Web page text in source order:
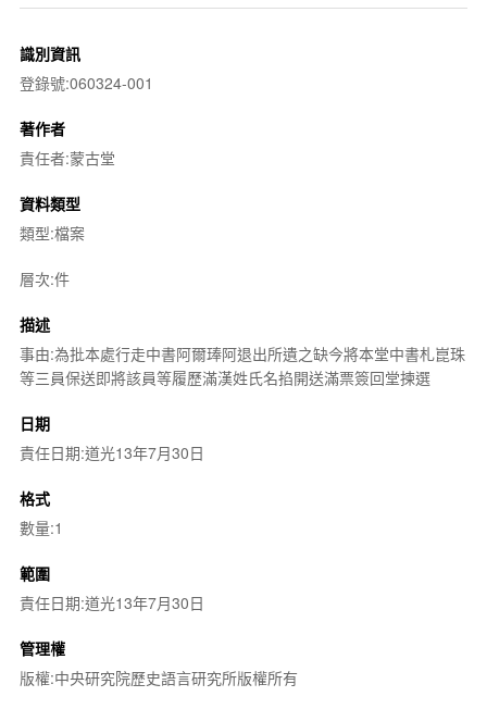
識別資訊
登錄號:060324-001
著作者
責任者:蒙古堂
資料類型
類型:檔案
層次:件
描述
事由:為批本處行走中書阿爾琫阿退出所遺之缺今將本堂中書札崑珠
等三員保送即將該員等履歷滿漢姓氏名掐開送滿票簽回堂揀選
日期
責任日期:道光13年7月30日
格式
數量:1
範圍
責任日期:道光13年7月30日
管理權
版權:中央研究院歷史語言研究所版權所有